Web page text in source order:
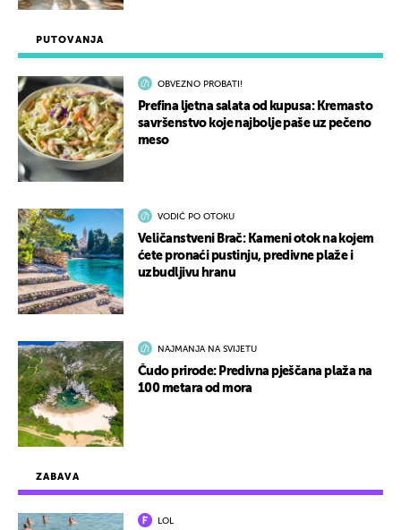
ZABAVA
LOL
PUTOVANJA
OBVEZNO PROBATI!
Prefina ljetna salata od kupusa: Kremasto
savršenstvo koje najbolje paše uz pečeno
meso
VODIČ PO OTOKU
Veličanstveni Brač: Kameni otok na kojem
ćete pronaći pustinju, predivne plaže i
uzbudljivu hranu
NAJMANJA NA SVIJETU
Čudo prirode: Predivna pješčana plaža na
100 metara od mora